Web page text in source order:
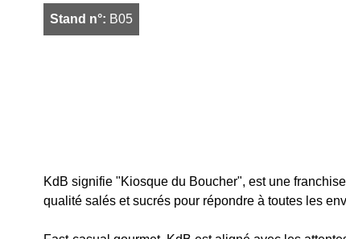
Stand n°: B05
KdB signifie "Kiosque du Boucher", est une
qualité salés et sucrés pour répondre à toutes les